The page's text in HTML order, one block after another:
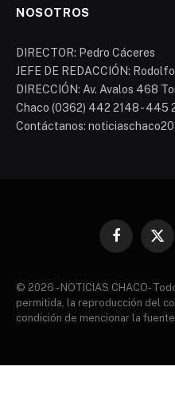
NOSOTROS
DIRECTOR: Pedro Cáceres
JEFE DE REDACCIÓN:
DIRECCIÓN: Av. Avalos 468
Chaco (0362) 442 2148 - 445
Contáctanos:
Facebook
X
© 2026 - NOTICIAS CHACO-
permitida, la reproducción del
condición de mencionar la fuente.